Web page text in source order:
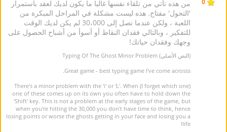
0
من هذه تأتي من تلقاء نفسها غالبا ما يكون لديك لعقد باستمرار
'التحول' مفتاح. هذه ليست مشكلة في المراحل المبكرة من
اللعبة ، ولكن عندما تصل إلى 30،000 لم يكن لديك الوقت
للتفكير ، وبالتالي فقدان النقاط أو أسوأ من أشباح الحصول على
وجهك وفقدان حياتك!
(النص الأصلي) Typing Of The Ghost Minor Problem
Great game - best typing game I've come acrosss.
There's a minor problem with the 'i' or 'L'. When (I forget which one)
one of these comes up on its own you often have to hold down the
'Shift' key. This is not a problem at the early stages of the game, but
when you're hitting the 30,000 you don't have time to think, hence
losing points or worse the ghosts getting in your face and losing you a
life!